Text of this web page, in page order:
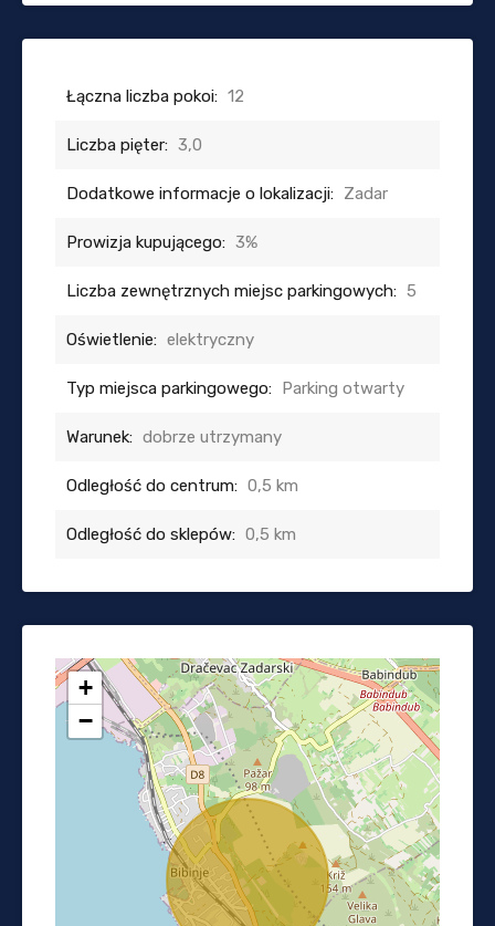
Łączna liczba pokoi: 12
Liczba pięter: 3,0
Dodatkowe informacje o lokalizacji: Zadar
Prowizja kupującego: 3%
Liczba zewnętrznych miejsc parkingowych: 5
Oświetlenie: elektryczny
Typ miejsca parkingowego: Parking otwarty
Warunek: dobrze utrzymany
Odległość do centrum: 0,5 km
Odległość do sklepów: 0,5 km
+
−